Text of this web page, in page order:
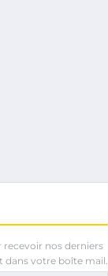
nos derniers
dans votre boîte mail.